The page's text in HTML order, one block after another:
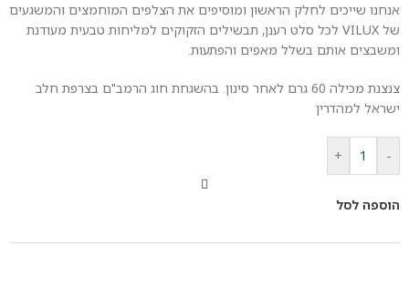
אנחנו שייכים לחלק הראשון ומוסיפים את הצלפים המוחמצים והמשגעים
של VILUX לכל סלט רענן, תבשילים הזקוקים למליחות טבעית מעודנת
ומשבצים אותם בשלל מאפים והפתעות.
צנצנת מכילה 60 גרם לאחר סינון. בהשגחת חוג הרמב"ם בצרפת חלב
ישראל למהדרין
-
+
הוספה לסל